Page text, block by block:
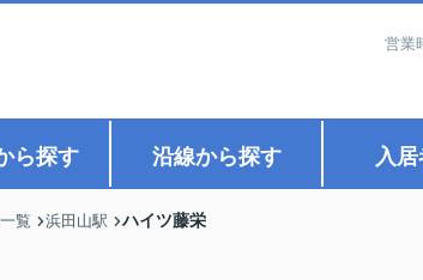
営業
ら探す 沿線から探す 入
覧 浜田山駅 ハイツ藤栄